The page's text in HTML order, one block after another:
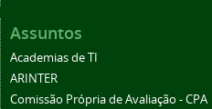
Assuntos
Academias de TI
ARINTER
Comissão Própria de Avaliação - CPA